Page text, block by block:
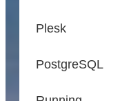
Plesk
PostgreSQL